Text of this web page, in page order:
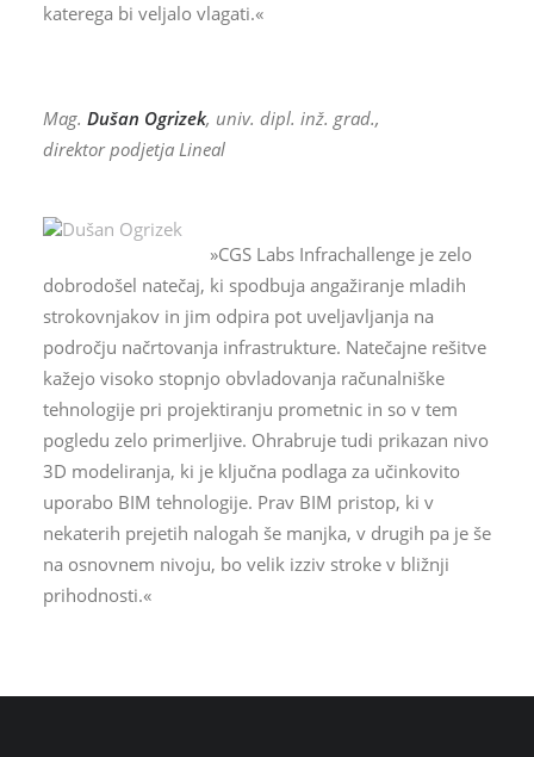
katerega bi veljalo vlagati.«
Mag. Dušan Ogrizek, univ. dipl. inž. grad.,
direktor podjetja Lineal
»CGS Labs Infrachallenge je zelo
dobrodošel natečaj, ki spodbuja angažiranje mladih
strokovnjakov in jim odpira pot uveljavljanja na
področju načrtovanja infrastrukture. Natečajne rešitve
kažejo visoko stopnjo obvladovanja računalniške
tehnologije pri projektiranju prometnic in so v tem
pogledu zelo primerljive. Ohrabruje tudi prikazan nivo
3D modeliranja, ki je ključna podlaga za učinkovito
uporabo BIM tehnologije. Prav BIM pristop, ki v
nekaterih prejetih nalogah še manjka, v drugih pa je še
na osnovnem nivoju, bo velik izziv stroke v bližnji
prihodnosti.«